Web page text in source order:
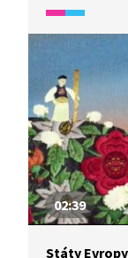
nejvýše
o něm, že
je Růžové
bulharského
bájný pěvec
dožívají
02:39
Státy